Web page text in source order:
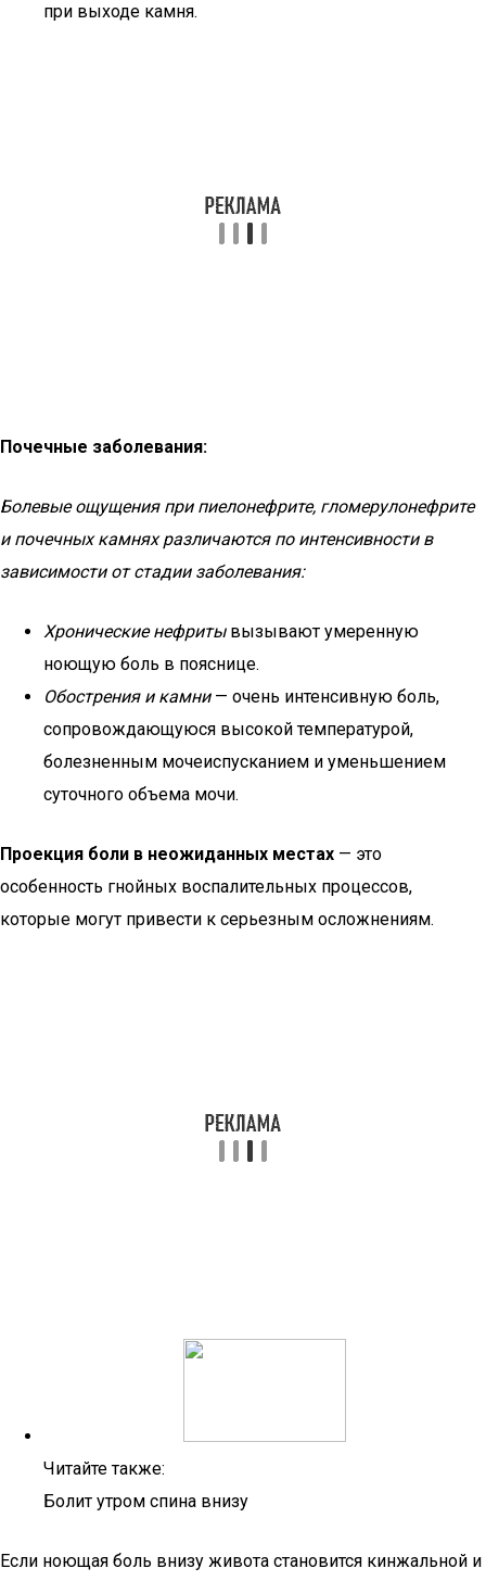
при выходе камня.
Почечные заболевания:
Болевые ощущения при пиелонефрите, гломерулонефрите
и почечных камнях различаются по интенсивности в
зависимости от стадии заболевания:
Хронические нефритывызывают умеренную
ноющую боль в пояснице.
Обострения и камни— очень интенсивную боль,
сопровождающуюся высокой температурой,
болезненным мочеиспусканием и уменьшением
суточного объема мочи.
Проекция боли в неожиданных местах — это
особенность гнойных воспалительных процессов,
которые могут привести к серьезным осложнениям.
Читайте также:
Болит утром спина внизу
Если ноющая боль внизу живота становится кинжальной и